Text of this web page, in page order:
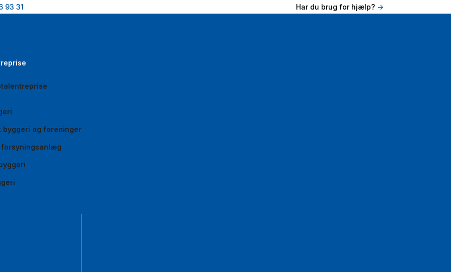
93 31 Har du brug for hjælp? ->
byggeri og foreninger